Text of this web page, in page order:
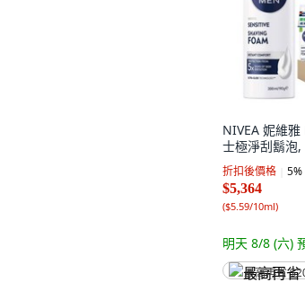
NIVEA 妮維
士極淨刮鬍泡
折扣後價格 5%
$5,364
($5.59/10ml)
明天 8/8 (六)
最高再省